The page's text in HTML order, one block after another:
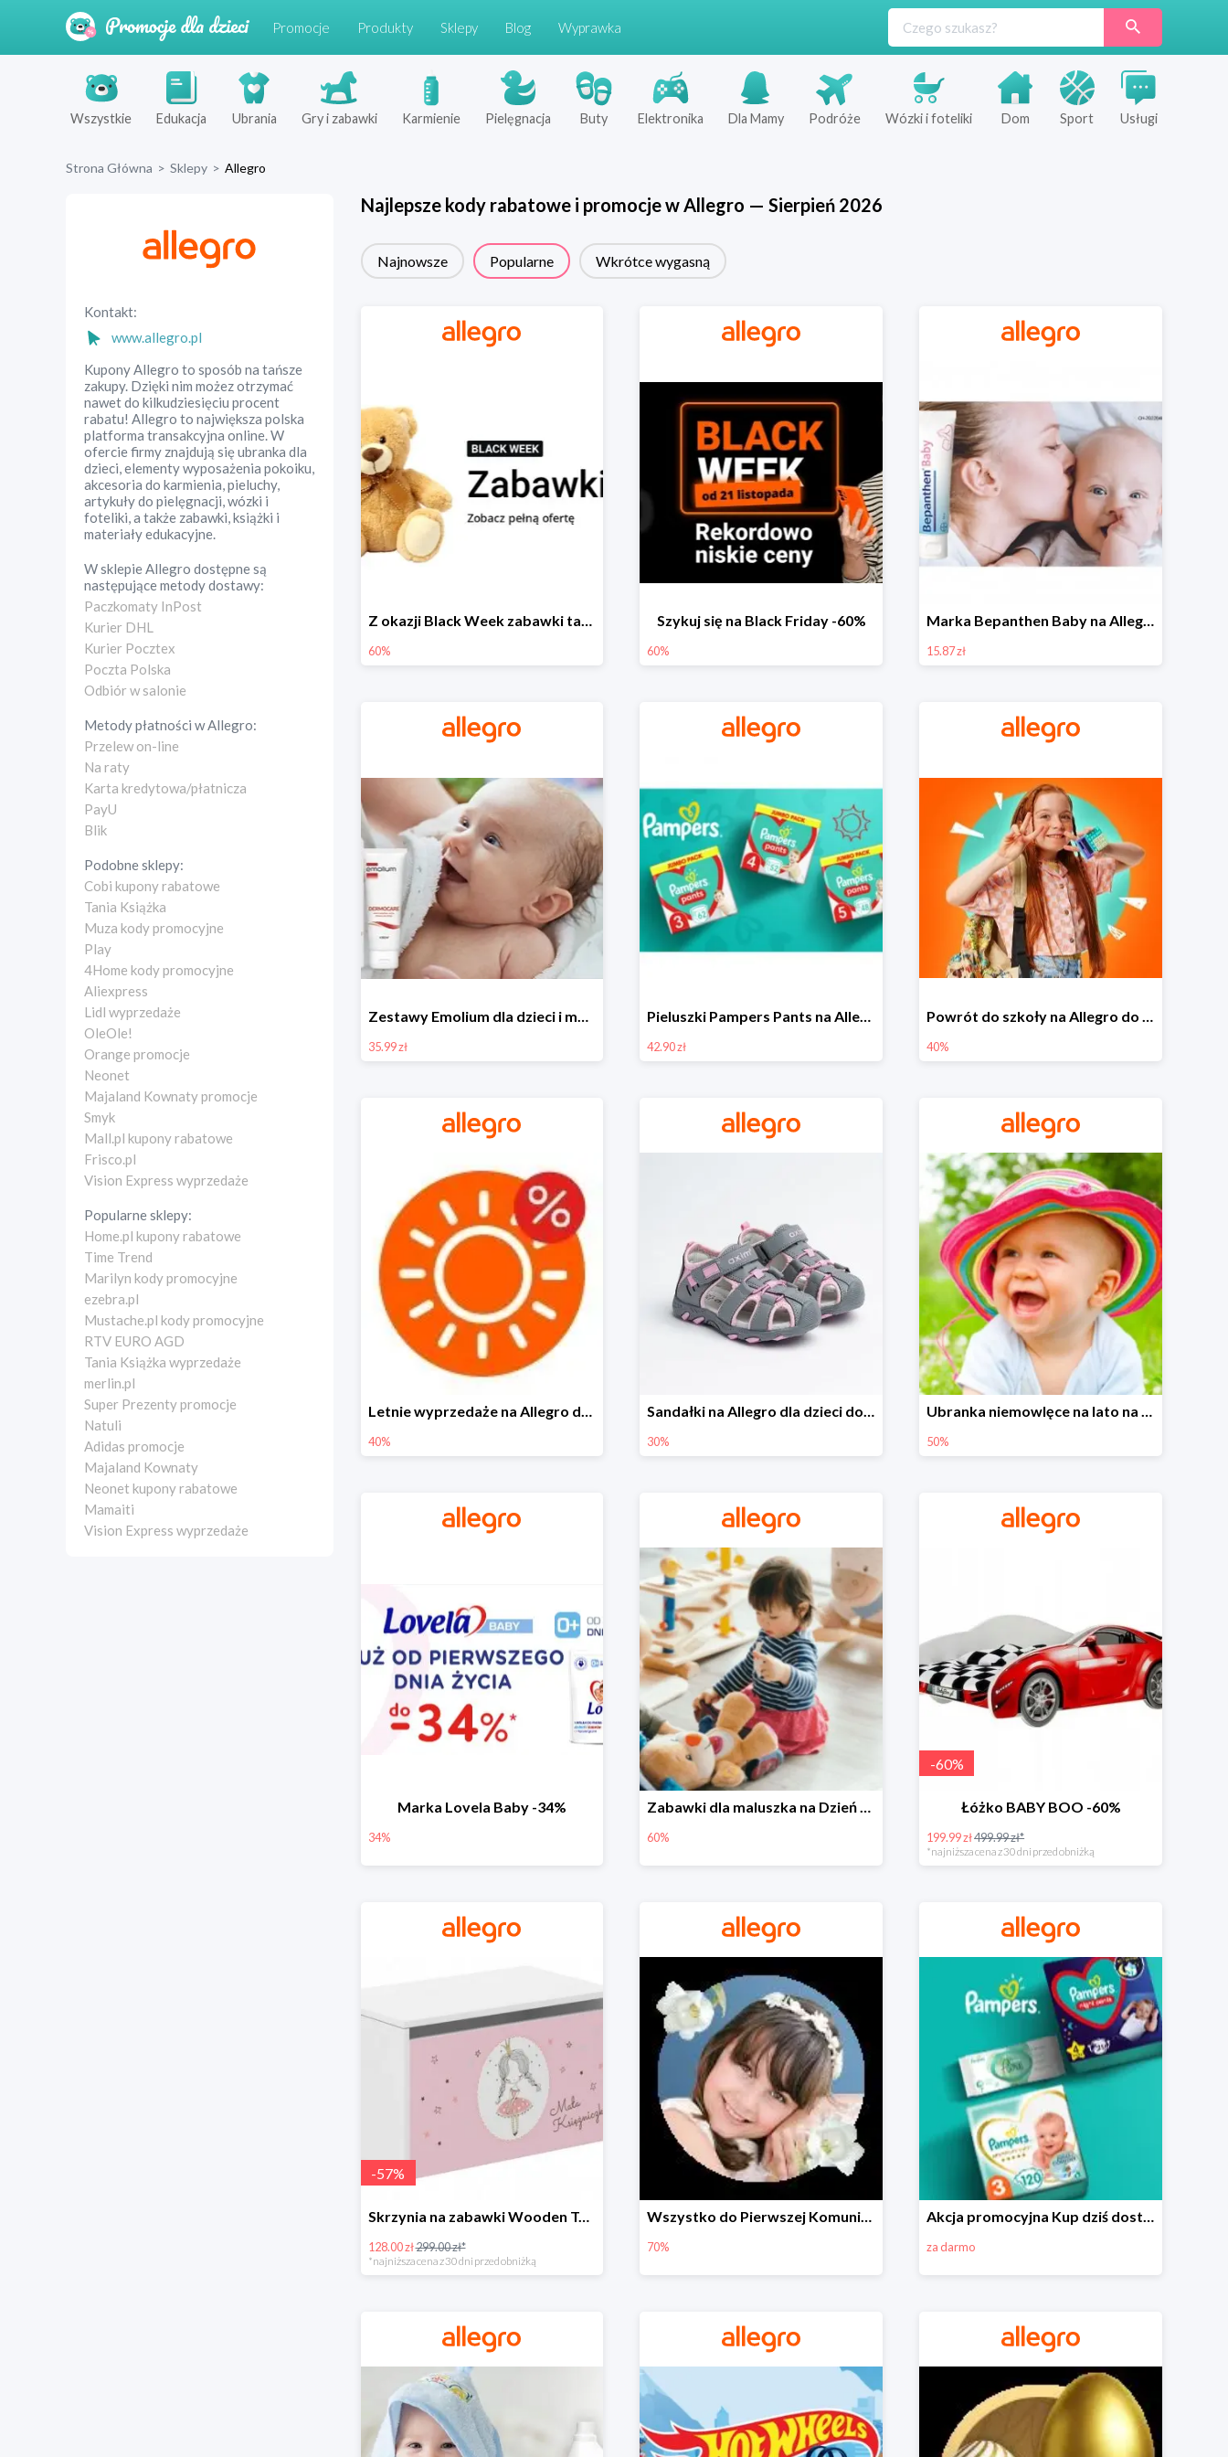
Promocje Produkty Sklepy Blog Wyprawka
Wszystkie Edukacja Ubrania Gry i zabawki Karmienie Pielęgnacja Buty Elektronika Dla Mamy Podróże Wózki i foteliki Dom Sport Usługi
Strona Główna > Sklepy > Allegro
Kontakt:
www.allegro.pl
Kupony Allegro to sposób na tańsze
zakupy. Dzięki nim możez otrzymać
nawet do kilkudziesięciu procent
rabatu! Allegro to największa polska
platforma transakcyjna online. W
ofercie firmy znajdują się ubranka dla
dzieci, elementy wyposażenia pokoiku,
akcesoria do karmienia, pieluchy,
artykuły do pielęgnacji, wózki i
foteliki, a także zabawki, książki i
materiały edukacyjne.
W sklepieAllegro dostępne są
następujące metody dostawy:
Paczkomaty InPost
Kurier DHL
Kurier Pocztex
Poczta Polska
Odbiór w salonie
Metody płatności wAllegro:
Przelew on-line
Na raty
Karta kredytowa/płatnicza
PayU
Blik
Podobne sklepy:
Cobi kupony rabatowe
Tania Książka
Muza kody promocyjne
Play
4Home kody promocyjne
Aliexpress
Lidl wyprzedaże
OleOle!
Orange promocje
Neonet
Majaland Kownaty promocje
Smyk
Mall.pl kupony rabatowe
Frisco.pl
Vision Express wyprzedaże
Popularne sklepy:
Home.pl kupony rabatowe
Time Trend
Marilyn kody promocyjne
ezebra.pl
Mustache.pl kody promocyjne
RTV EURO AGD
Tania Książka wyprzedaże
merlin.pl
Super Prezenty promocje
Natuli
Adidas promocje
Majaland Kownaty
Neonet kupony rabatowe
Mamaiti
Vision Express wyprzedaże
Najlepsze kody rabatowe i promocje wAllegro — Sierpień 2026
Najnowsze Popularne Wkrótce wygasną
Z okazji Black Week zabawki taniej na allegro.pl
60%
Szykuj się na Black Friday -60%
60%
Marka Bepanthen Baby na Allegro od 15,87 zł!
15.87 zł
Zestawy Emolium dla dzieci i mam na Allegro od 35,99 zł
35.99 zł
Pieluszki Pampers Pants na Allegro od 42,90 zł
42.90 zł
Powrót do szkoły na Allegro do -40%
40%
Letnie wyprzedaże na Allegro do -40%
40%
Sandałki na Allegro dla dzieci do -30%
30%
Ubranka niemowlęce na lato na Allegro do -50%
50%
Marka Lovela Baby -34%
34%
Zabawki dla maluszka na Dzień Dziecka na Allegro do -60%
60%
-60%
Łóżko BABY BOO -60%
199.99 zł499.99 zł*
*najniższa cena z 30 dni przed obniżką
-57%
Skrzynia na zabawki Wooden Toys -57%
128.00 zł299.00 zł*
*najniższa cena z 30 dni przed obniżką
Wszystko do Pierwszej Komunii na Allegro do -70%
70%
Akcja promocyjna Kup dziś dostawa jutro
za darmo